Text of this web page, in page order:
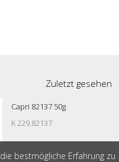
Zuletzt gesehen
Capri 82137 50g
K 229.82137
bestmögliche Erfahrung zu